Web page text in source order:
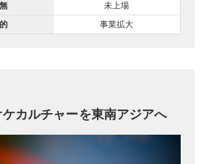
未上場
事業拡大
ケカルチャーを東南アジアへ